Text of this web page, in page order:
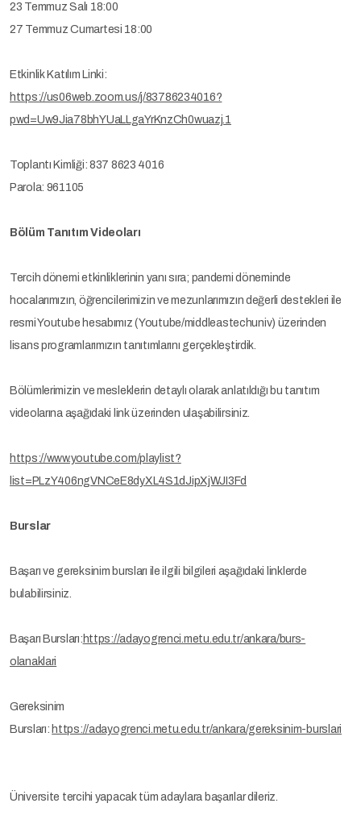
23 Temmuz Salı 18:00
27 Temmuz Cumartesi 18:00
Etkinlik Katılım Linki:
https://us06web.zoom.us/j/83786234016?
pwd=Uw9Jia78bhYUaLLgaYrKnzCh0wuazj.1
Toplantı Kimliği: 837 8623 4016
Parola: 961105
Bölüm Tanıtım Videoları
Tercih dönemi etkinliklerinin yanı sıra; pandemi döneminde
hocalarımızın, öğrencilerimizin ve mezunlarımızın değerli destekleri ile
resmi Youtube hesabımız (Youtube/middleastechuniv) üzerinden
lisans programlarımızın tanıtımlarını gerçekleştirdik.
Bölümlerimizin ve mesleklerin detaylı olarak anlatıldığı bu tanıtım
videolarına aşağıdaki link üzerinden ulaşabilirsiniz.
https://www.youtube.com/playlist?
list=PLzY406ngVNCeE8dyXL4S1dJipXjWJI3Fd
Burslar
Başarı ve gereksinim bursları ile ilgili bilgileri aşağıdaki linklerde
bulabilirsiniz.
Başarı Bursları: https://adayogrenci.metu.edu.tr/ankara/burs-
olanaklari
Gereksinim
Bursları: https://adayogrenci.metu.edu.tr/ankara/gereksinim-burslari
Üniversite tercihi yapacak tüm adaylara başarılar dileriz.